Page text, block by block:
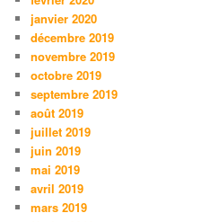
janvier 2020
décembre 2019
novembre 2019
octobre 2019
septembre 2019
août 2019
juillet 2019
juin 2019
mai 2019
avril 2019
mars 2019